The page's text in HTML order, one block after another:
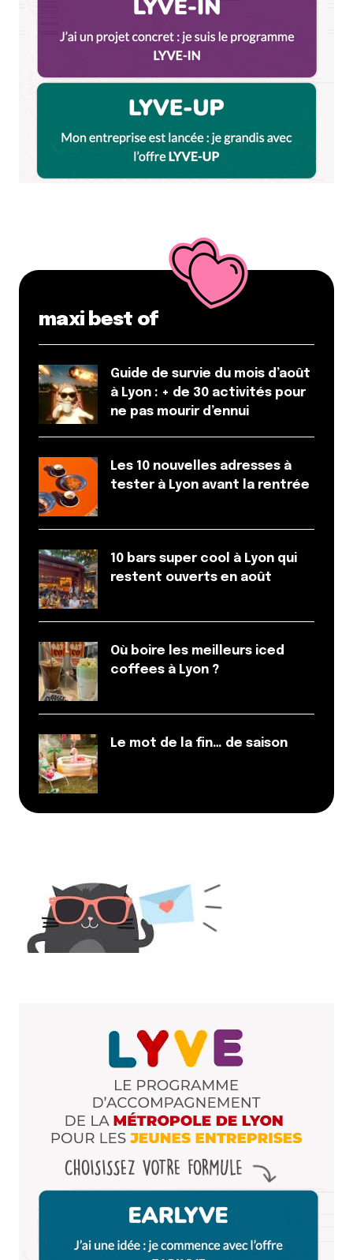
Il y a aussi une bonne ambiance au Sirius, loin des
clichés que tu sites.
Je ne suis pas retourné au B7 depuis un bon
moment, mais je ne te le conseille pas
forcément pour ce type de soirée (ambiance
sorties de bureau). Le KGB m’a déjà été conseillé
par des amies, mais c’était plus pour le cadre et
le restaurant que pour l’ambiance.
Bon courage dans ta quête !
Salut, je trouve ces endroits géniaux. Tu m’as fait
redécouvrir Lyon sous un angle de divertissement.
Tous les bons plans comme désirés sont sur ce
de connaître les bonnes occasions pour m’amuser
avec mes amis.
Répondre
Hello Lyon City Crunch,
Un grand merci pour votre sélection, nous arrivons
vendredi prochain pour découvrir votre belle ville
de Lyon que nous ne connaissons pas !!! Vos
conseils sont les bienvenus
On passera certainement faire un tour au casino
qui à l’air atypique dans sa décoration…
Ines
18 novembre 2016 à 16 h 32 min
Répondre
Bonjour à tous,
Connaissez-vous Fox Spot? C’est une application
qui commence à faire parler d’elle et qui va bientôt
sortir. Fox Spot va débarquer d’ici peu sur Lyon et
Couplé à Lyon City Crunch on passera plus à côté
d’une soirée.
Répondre
Name*
E-mail
Prévenez-moi de tous les nouveaux commentaires
par e-mail.
maxi best of
Guide de survie du mois d’août
à Lyon : + de 30 activités pour
ne pas mourir d’ennui
Les 10 nouvelles adresses à
tester à Lyon avant la rentrée
10 bars super cool à Lyon qui
restent ouverts en août
Où boire les meilleurs iced
coffees à Lyon ?
Le mot de la fin… de saison